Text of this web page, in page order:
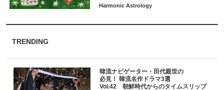
TRENDING
韓流ナビゲーター・田代親世の
必見！ 韓流名作ドラマ3選
Vol.42 朝鮮時代からのタイムスリップ